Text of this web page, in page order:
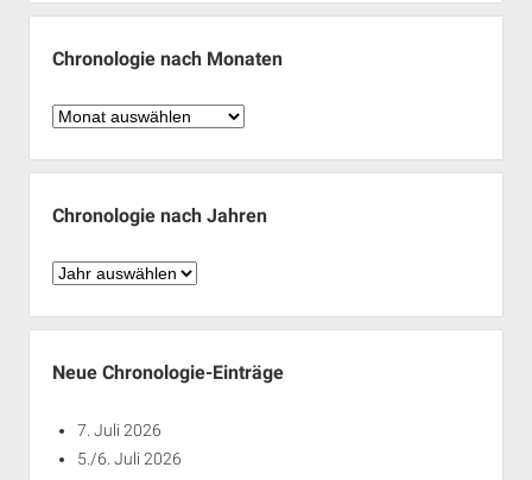
Chronologie nach Monaten
Chronologie
Monaten
Chronologie nach Jahren
Chronologie
Jahren
Neue Chronologie-Einträge
7. Juli 2026
5./6. Juli 2026